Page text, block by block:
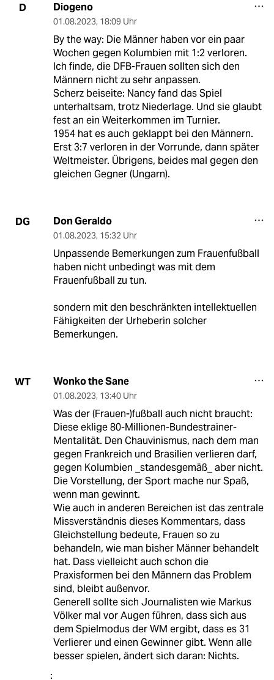
D Diogeno
01.08.2023, 18:09 Uhr
By the way: Die Männer haben vor ein paar
Wochen gegen Kolumbien mit 1:2 verloren.
Ich finde, die DFB-Frauen sollten sich den
Männern nicht zu sehr anpassen.
Scherz beiseite: Nancy fand das Spiel
unterhaltsam, trotz Niederlage. Und sie glaubt
fest an ein Weiterkommen im Turnier.
1954 hat es auch geklappt bei den Männern.
Erst 3:7 verloren in der Vorrunde, dann später
Weltmeister. Übrigens, beides mal gegen den
gleichen Gegner (Ungarn).
DG Don Geraldo
01.08.2023, 15:32 Uhr
Unpassende Bemerkungen zum Frauenfußball
haben nicht unbedingt was mit dem
Frauenfußball zu tun.
sondern mit den beschränkten intellektuellen
Fähigkeiten der Urheberin solcher
Bemerkungen.
WT Wonko the Sane
01.08.2023, 13:40 Uhr
Was der (Frauen-)fußball auch nicht braucht:
Diese eklige 80-Millionen-Bundestrainer-
Mentalität. Den Chauvinismus, nach dem man
gegen Frankreich und Brasilien verlieren darf,
gegen Kolumbien _standesgemäß_ aber nicht.
Die Vorstellung, der Sport mache nur Spaß,
wenn man gewinnt.
Wie auch in anderen Bereichen ist das zentrale
Missverständnis dieses Kommentars, dass
Gleichstellung bedeute, Frauen so zu
behandeln, wie man bisher Männer behandelt
hat. Dass vielleicht auch schon die
Praxisformen bei den Männern das Problem
sind, bleibt außenvor.
Generell sollte sich Journalisten wie Markus
Völker mal vor Augen führen, dass sich aus
dem Spielmodus der WM ergibt, dass es 31
Verlierer und einen Gewinner gibt. Wenn alle
besser spielen, ändert sich daran: Nichts.